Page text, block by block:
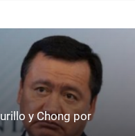
y Chong por